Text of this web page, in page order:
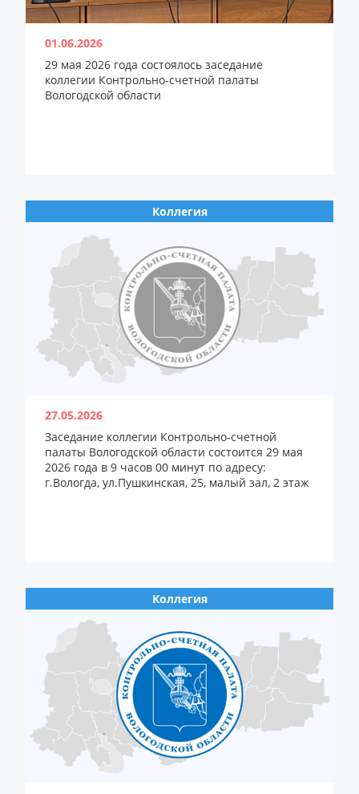
01.06.2026
29 мая 2026 года состоялось заседание
коллегии Контрольно-счетной палаты
Вологодской области
Коллегия
27.05.2026
Заседание коллегии Контрольно-счетной
палаты Вологодской области состоится 29 мая
2026 года в 9 часов 00 минут по адресу:
г.Вологда, ул.Пушкинская, 25, малый зал, 2 этаж
Коллегия